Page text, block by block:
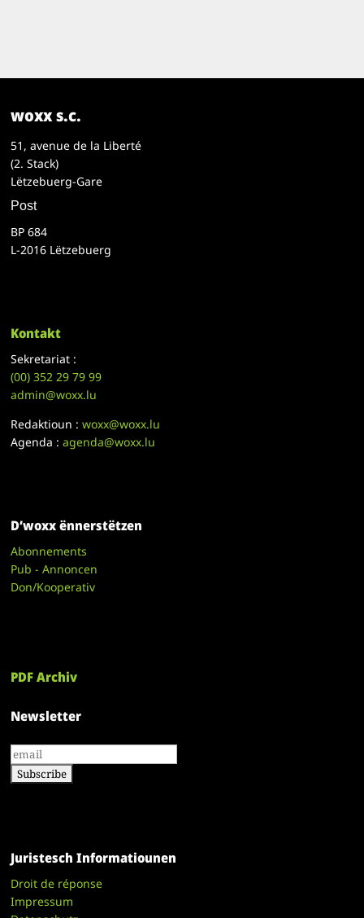
woxx s.c.
51, avenue de la Liberté
(2. Stack)
Lëtzebuerg-Gare
Post
BP 684
L-2016 Lëtzebuerg
Kontakt
Sekretariat :
(00)352 29 79 99
admin@woxx.lu
Redaktioun :woxx@woxx.lu
Agenda :agenda@woxx.lu
D’woxx ënnerstëtzen
Abonnements
Pub - Annoncen
Don/Kooperativ
PDF Archiv
Newsletter
Juristesch Informatiounen
Droit de réponse
Impressum